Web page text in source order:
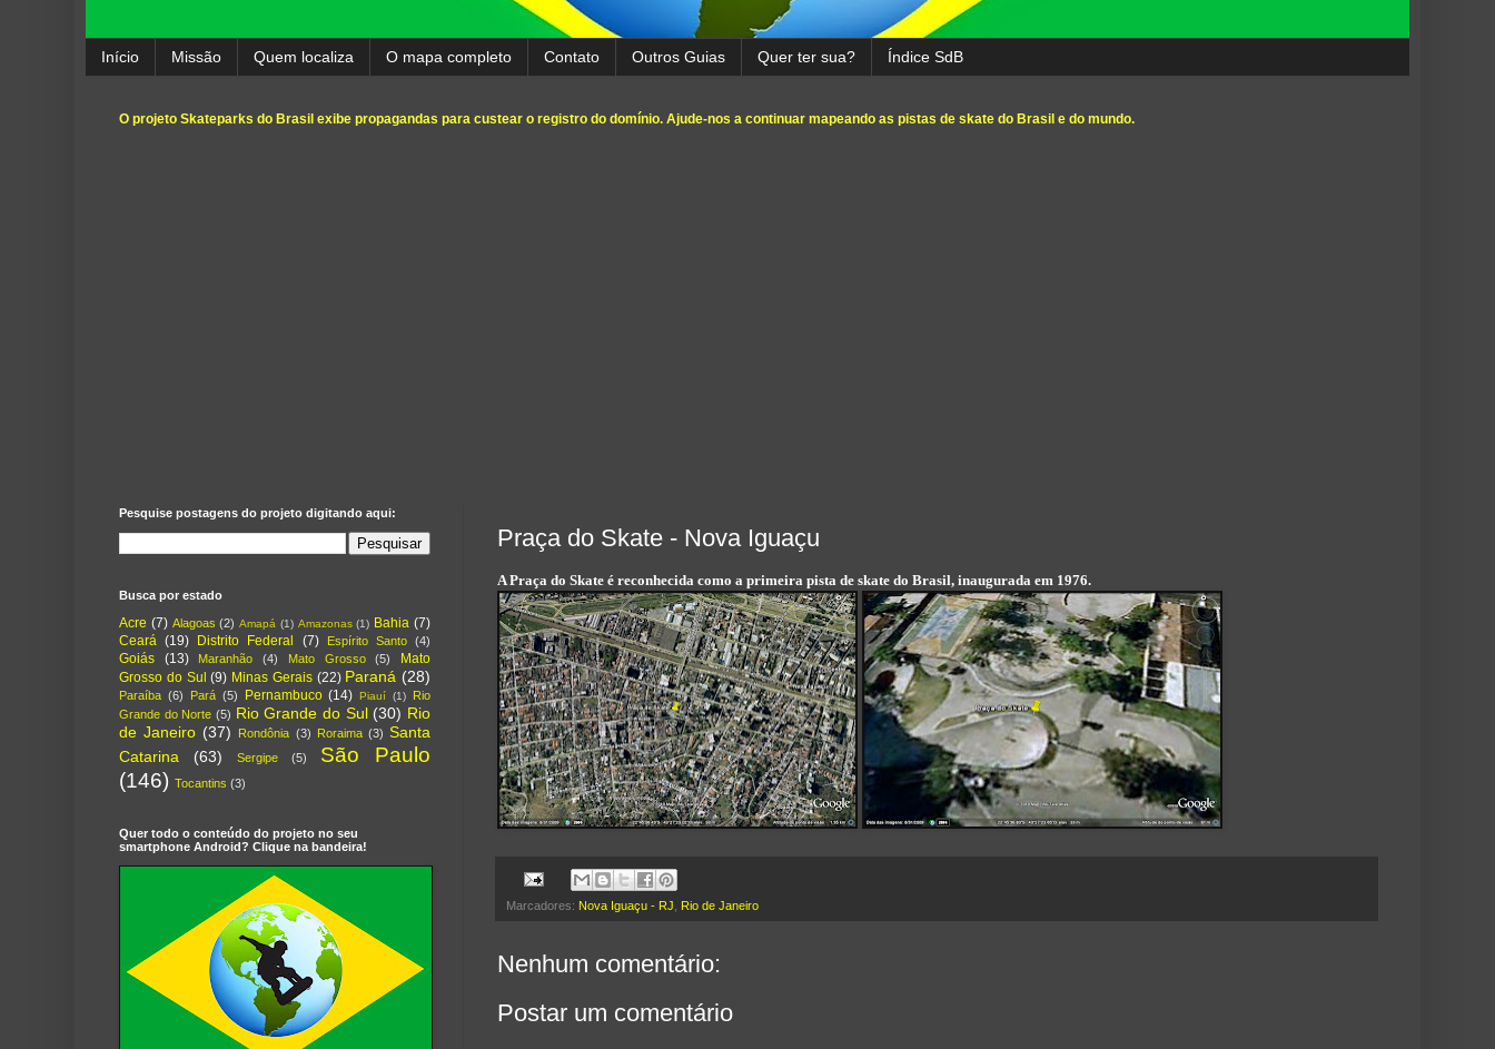
Início Missão Quem localiza O mapa completo Contato Outros Guias Quer ter sua? Índice SdB
O projeto Skateparks do Brasil exibe propagandas para custear o registro do domínio. Ajude-nos a continuar mapeando as pistas de skate do Brasil e do mundo.
Praça do Skate - Nova Iguaçu
A Praça do Skate é reconhecida como a primeira pista de skate do Brasil, inaugurada em 1976.
Marcadores: Nova Iguaçu - RJ Rio de Janeiro
Nenhum comentário:
Postar um comentário
Pesquise postagens do projeto digitando aqui:
Busca por estado
Acre (7) Alagoas (2) Amapá (1) Amazonas (1) Bahia (7)
Ceará (19) Distrito Federal (7) Espírito Santo (4)
Goiás (13) Maranhão (4) Mato Grosso (5)
Mato
Grosso do Sul (9) Minas Gerais (22) Paraná (28)
Paraíba (6) Pará (5) Pernambuco (14) Piauí (1)
Rio
Grande do Norte (5) Rio Grande do Sul (30) Rio
de Janeiro (37) Rondônia (3) Roraima (3) Santa
Catarina
(63) Sergipe (5)
São Paulo
(146) Tocantins (3)
Quer todo o conteúdo do projeto no seu
smartphone Android? Clique na bandeira!